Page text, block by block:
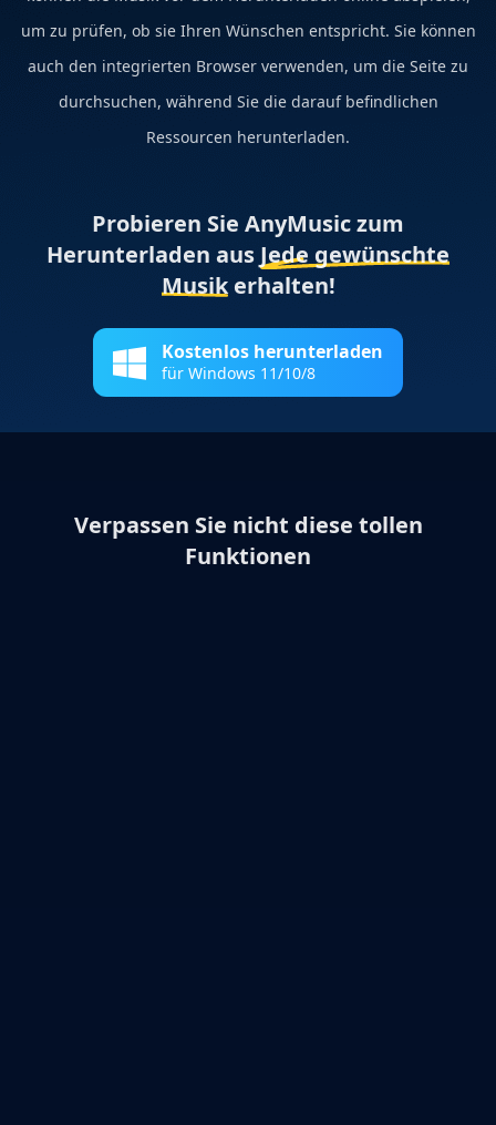
um zu prüfen, ob sie Ihren Wünschen entspricht. Sie können
auch den integrierten Browser verwenden, um die Seite zu
durchsuchen, während Sie die darauf befindlichen
Ressourcen herunterladen.
Probieren Sie AnyMusic zum
Herunterladen aus Jede gewünschte
Musikerhalten!
Kostenlos herunterladen
für Windows 11/10/8
Verpassen Sie nicht diese tollen
Funktionen